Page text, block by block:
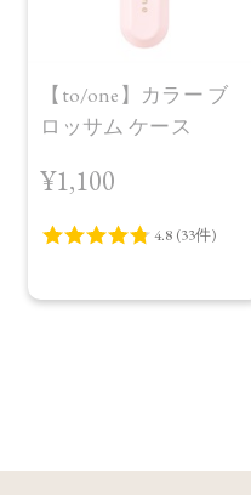
【to/one】カラー ブ
ロッサム ケース
¥1,100